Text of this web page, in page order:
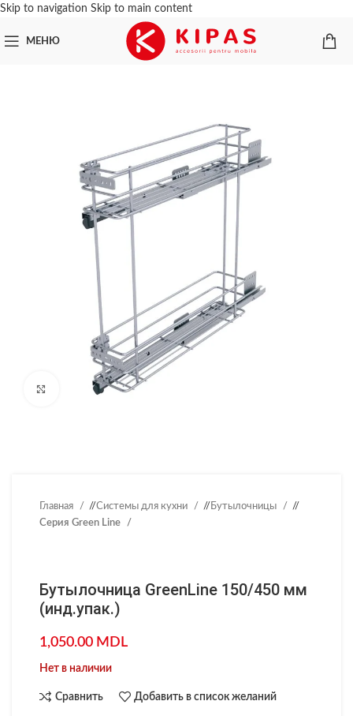
Skip to navigation Skip to main content
МЕНЮ
Нажмите, чтобы увеличить
Главная / Системы для кухни / Бутылочницы
/
Серия Green Line
Бутылочница GreenLine 150/450 мм
(инд.упак.)
1,050.00 MDL
Нет в наличии
Сравнить Добавить в список желаний